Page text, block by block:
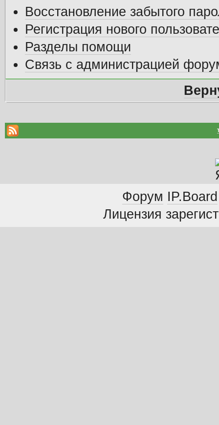
Восстановление забытого
Регистрация нового
Разделы помощи
Связь с администрацией
Форум IP.Board
Лицензия